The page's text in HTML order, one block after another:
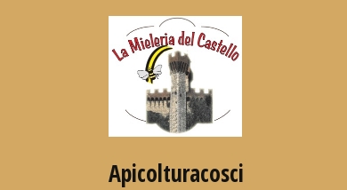
Apicolturacosci